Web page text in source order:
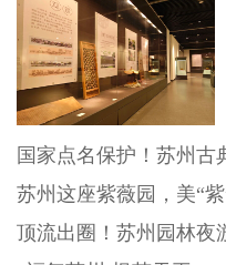
国家点名保护！苏州古
苏州这座紫薇园，美“紫
顶流出圈！苏州园林夜